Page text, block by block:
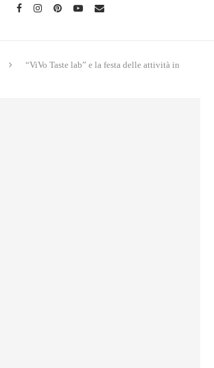
“ViVo Taste lab” e la festa delle attività in